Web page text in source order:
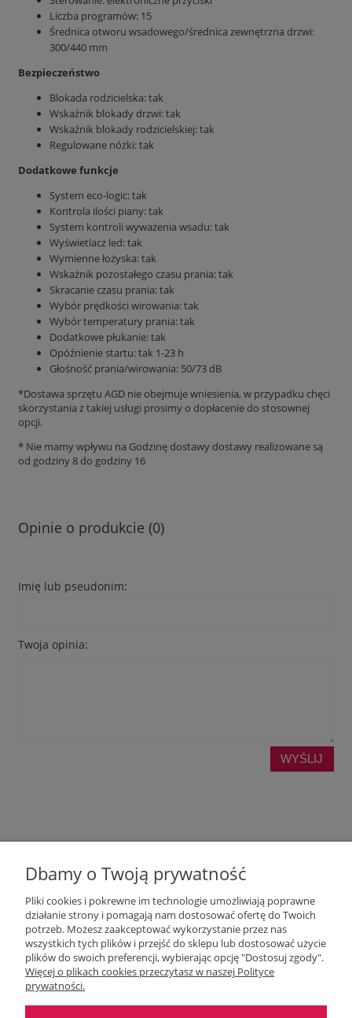
Liczba programów: 15
Średnica otworu wsadowego/średnica zewnętrzna drzwi:
300/440 mm
Bezpieczeństwo
Blokada rodzicielska: tak
Wskaźnik blokady drzwi: tak
Wskaźnik blokady rodzicielskiej: tak
Regulowane nóżki: tak
Dodatkowe funkcje
System eco-logic: tak
Kontrola ilości piany: tak
System kontroli wyważenia wsadu: tak
Wyświetlacz led: tak
Wymienne łożyska: tak
Wskaźnik pozostałego czasu prania: tak
Skracanie czasu prania: tak
Wybór prędkości wirowania: tak
Wybór temperatury prania: tak
Dodatkowe płukanie: tak
Opóźnienie startu: tak 1-23 h
Głośność prania/wirowania: 50/73 dB
*Dostawa sprzętu AGD nie obejmuje wniesienia, w przypadku chęci
skorzystania z takiej usługi prosimy o dopłacenie do stosownej
opcji.
* Nie mamy wpływu na Godzinę dostawy dostawy realizowane są
od godziny 8 do godziny 16
Opinie o produkcie (0)
Imię lub pseudonim:
Twoja opinia:
WYŚLIJ
Moje konto
Dbamy o Twoją prywatność
Pliki cookies i pokrewne im technologie umożliwiają poprawne
działanie strony i pomagają nam dostosować ofertę do Twoich
potrzeb. Możesz zaakceptować wykorzystanie przez nas
wszystkich tych plików i przejść do sklepu lub dostosować użycie
plików do swoich preferencji, wybierając opcję "Dostosuj zgody".
Więcej o plikach cookies przeczytasz w naszej Polityce
prywatności.